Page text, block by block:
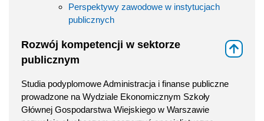
Perspektywy zawodowe w instytucjach
publicznych
Rozwój kompetencji w sektorze
publicznym
Studia podyplomowe Administracja i finanse publiczne
prowadzone na Wydziale Ekonomicznym Szkoły
Głównej Gospodarstwa Wiejskiego w Warszawie